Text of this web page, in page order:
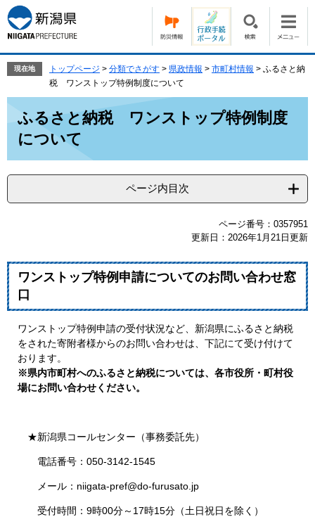
ー
ジ
の
で
ニ
ュ
ー
ば
現在地 トップページ > 分類でさがす > 県政情報 > 市町村情報 > ふるさと納
税 ワンストップ特例制度について
ふるさと納税 ワンストップ特例制度
について
ページ内目次
ページ番号：0357951
更新日：2026年1月21日更新
ワンストップ特例申請についてのお問い合わせ窓
口
ワンストップ特例申請の受付状況など、新潟県にふるさと納税
をされた寄附者様からのお問い合わせは、下記にて受け付けて
おります。
※県内市町村へのふるさと納税については、各市役所・町村役
場にお問い合わせください。
★新潟県コールセンター（事務委託先）
電話番号：050-3142-1545
メール：niigata-pref@do-furusato.jp
受付時間：9時00分～17時15分（土日祝日を除く）